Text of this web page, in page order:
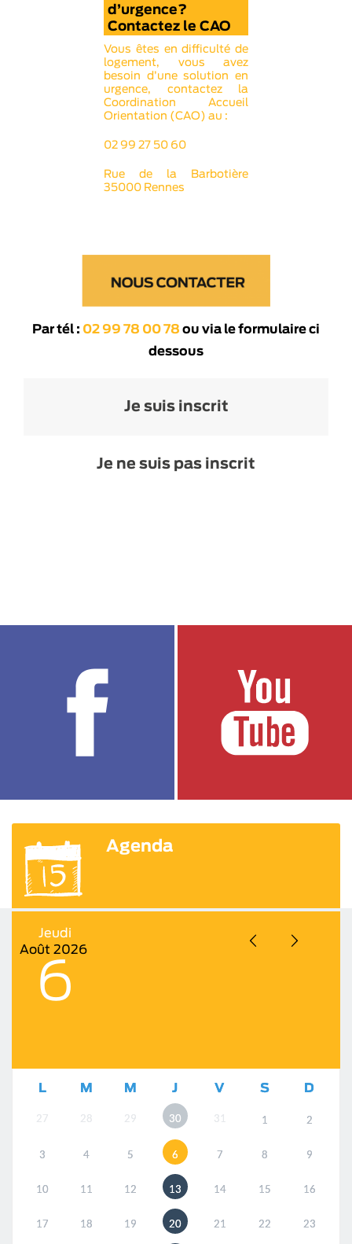
d’urgence?
Contactez le CAO
Vous êtes en difficulté de
logement, vous avez
besoin d’une solution en
urgence, contactez la
Coordination Accueil
Orientation (CAO) au :
02 99 27 50 60
Rue de la Barbotière
35000 Rennes
Par tél : 02 99 78 00 78 ou via le formulaire ci
dessous
Je suis inscrit
Je ne suis pas inscrit
Agenda
Jeudi
Août 2026
6
L M M J V S D
27 28 29 30 31 1 2
3 4 5 6 7 8 9
10 11 12 13 14 15 16
17 18 19 20 21 22 23